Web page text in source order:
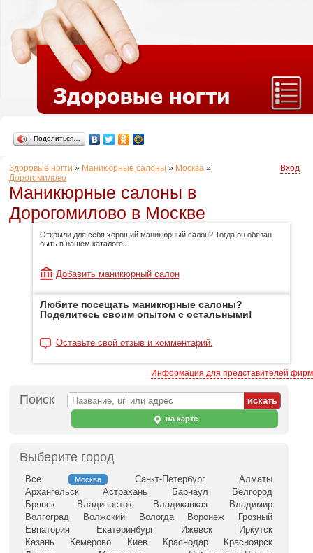
Поделиться…
Здоровые ногти » Маникюрные салоны » Москва »
Дорогомилово
Вход
Маникюрные салоны в
Дорогомилово в Москве
Открыли для себя хороший маникюрный салон? Тогда он обязан
быть в нашем каталоге!
Добавить маникюрный салон
Любите посещать маникюрные салоны?
Поделитесь своим опытом с остальными!
Оставьте свой отзыв и комментарий.
Информация для представителей фирм
Поиск
на карте
Выберите город
Все Москва Санкт-Петербург
Алматы
Архангельск
Астрахань Барнаул
Белгород
Брянск
Владивосток Владикавказ
Владимир
Волгоград
Волжский Вологда Воронеж
Грозный
Евпатория
Екатеринбург Ижевск
Иркутск
Казань
Кемерово Киев Краснодар
Красноярск